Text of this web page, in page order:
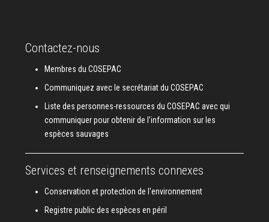
Contactez-nous
Membres du COSEPAC
Communiquez avec le secrétariat du COSEPAC
Liste des personnes-ressources du COSEPAC avec qui
communiquer pour obtenir de l’information sur les
espèces sauvages
Services et renseignements connexes
Conservation et protection de l'environnement
Registre public des espèces en péril